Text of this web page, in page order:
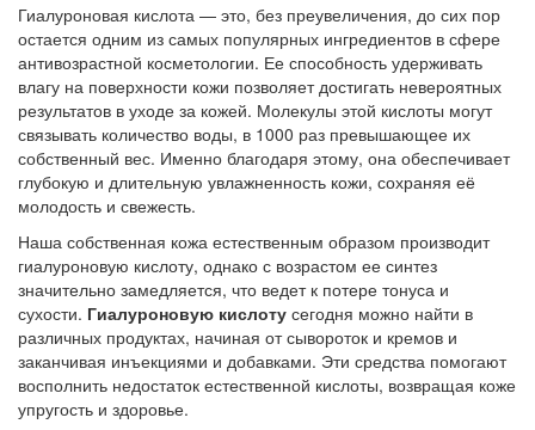
Гиалуроновая кислота — это, без преувеличения, до сих пор
остается одним из самых популярных ингредиентов в сфере
антивозрастной косметологии. Ее способность удерживать
влагу на поверхности кожи позволяет достигать невероятных
результатов в уходе за кожей. Молекулы этой кислоты могут
связывать количество воды, в 1000 раз превышающее их
собственный вес. Именно благодаря этому, она обеспечивает
глубокую и длительную увлажненность кожи, сохраняя её
молодость и свежесть.
Наша собственная кожа естественным образом производит
гиалуроновую кислоту, однако с возрастом ее синтез
значительно замедляется, что ведет к потере тонуса и
сухости. Гиалуроновую кислоту сегодня можно найти в
различных продуктах, начиная от сывороток и кремов и
заканчивая инъекциями и добавками. Эти средства помогают
восполнить недостаток естественной кислоты, возвращая коже
упругость и здоровье.